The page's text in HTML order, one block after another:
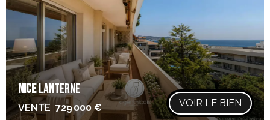
NICELANTERNE
VENTE 729 000 € VOIR LE BIEN